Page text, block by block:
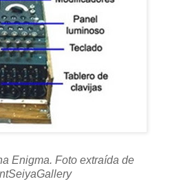
Enigma. Foto extraída de